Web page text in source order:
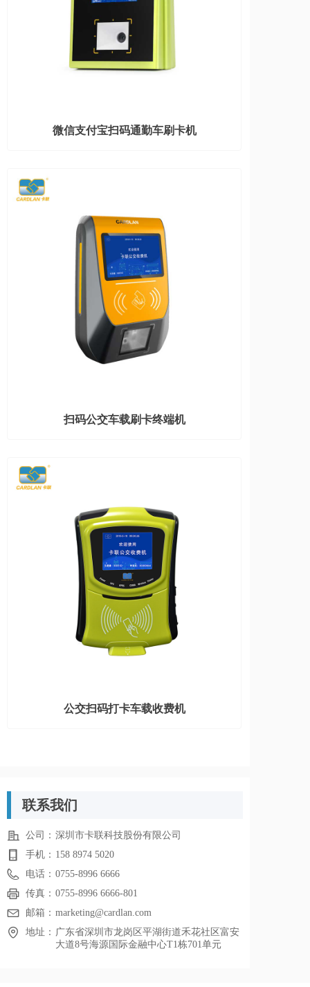
微信支付宝扫码通勤车刷卡机
扫码公交车载刷卡终端机
公交扫码打卡车载收费机
联系我们
公司： 深圳市卡联科技股份有限公司
手机： 158 8974 5020
电话： 0755-8996 6666
传真： 0755-8996 6666-801
邮箱： marketing@cardlan.com
地址： 广东省深圳市龙岗区平湖街道禾花社区富安
大道8号海源国际金融中心T1栋701单元